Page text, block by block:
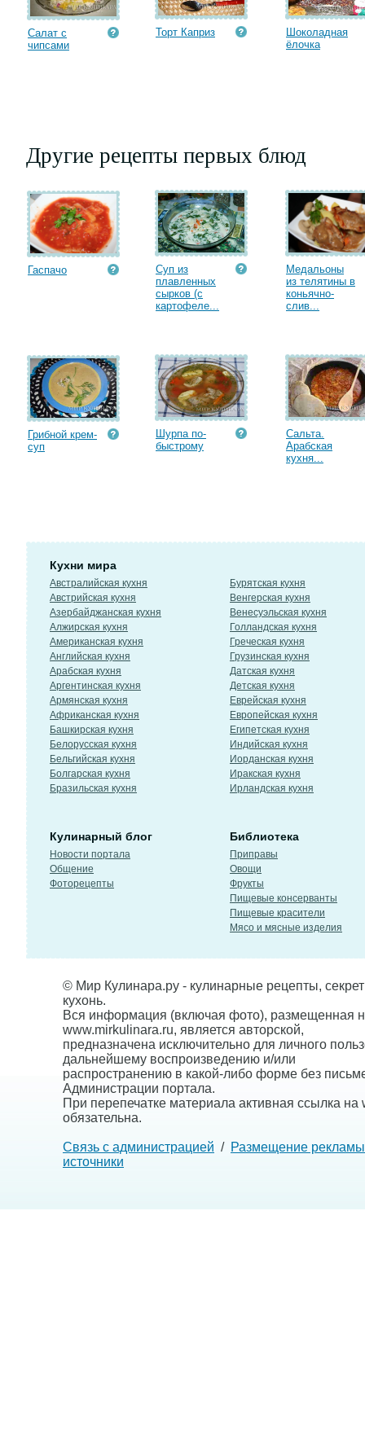
Салат с
чипсами
Торт Каприз
Шоколадная
ёлочка
Другие рецепты первых блюд
Гаспачо
Суп из
плавленных
сырков (с
картофеле...
Медальоны
из телятины в
коньячно-
слив...
Грибной крем-
суп
Шурпа по-
быстрому
Сальта.
Арабская
кухня...
Кухни мира
Австралийская кухня
Австрийская кухня
Азербайджанская кухня
Алжирская кухня
Американская кухня
Английская кухня
Арабская кухня
Аргентинская кухня
Армянская кухня
Африканская кухня
Башкирская кухня
Белорусская кухня
Бельгийская кухня
Болгарская кухня
Бразильская кухня
Бурятская кухня
Венгерская кухня
Венесуэльская кухня
Голландская кухня
Греческая кухня
Грузинская кухня
Датская кухня
Детская кухня
Еврейская кухня
Европейская кухня
Египетская кухня
Индийская кухня
Иорданская кухня
Иракская кухня
Ирландская кухня
Кулинарный блог
Новости портала
Общение
Фоторецепты
Библиотека
Приправы
Овощи
Фрукты
Пищевые консерванты
Пищевые красители
Мясо и мясные изделия
© Мир Кулинара.ру - кулинарные рецепты,
кухонь.
Вся информация (включая фото), размещенная
www.mirkulinara.ru, является авторской,
предназначена исключительно для личного
дальнейшему воспроизведению и/или
распространению в какой-либо форме без
Администрации портала.
При перепечатке материала активная ссылка на
обязательна.
Связь с администрацией / Размещение рекламы
источники